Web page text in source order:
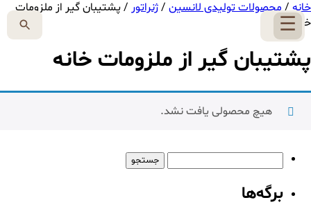
☰
خانه/محصولات تولیدی لانسین /ژنراتور / پشتیبان گیر از ملزومات
خانه
پشتیبان گیر از ملزومات خانه
هیچ محصولی یافت نشد.
برگه‌ها